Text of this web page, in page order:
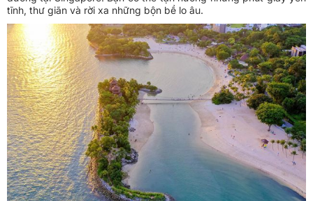
tĩnh, thư giãn và rời xa những bộn bề lo âu.